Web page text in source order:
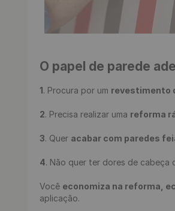
O papel de parede
1. Procura por um revestimento
2. Precisa realizar uma reforma
3. Quer acabar com paredes
4. Não quer ter dores de cabeça
Você economiza na reforma,